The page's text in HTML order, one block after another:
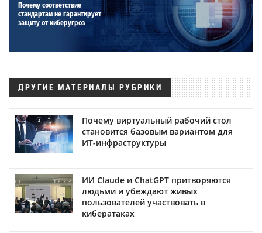
Почему соответствие
стандартам не гарантирует
защиту от киберугроз
ДРУГИЕ МАТЕРИАЛЫ РУБРИКИ
Почему виртуальный рабочий стол
становится базовым вариантом для
ИТ-инфраструктуры
ИИ Claude и ChatGPT притворяются
людьми и убеждают живых
пользователей участвовать в
кибератаках